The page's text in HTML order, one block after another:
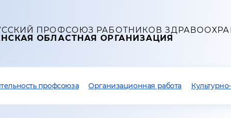
ПРОФСОЮЗ РАБОТНИКОВ
ОБЛАСТНАЯ ОРГАНИЗАЦИЯ
профсоюза Организационная работа